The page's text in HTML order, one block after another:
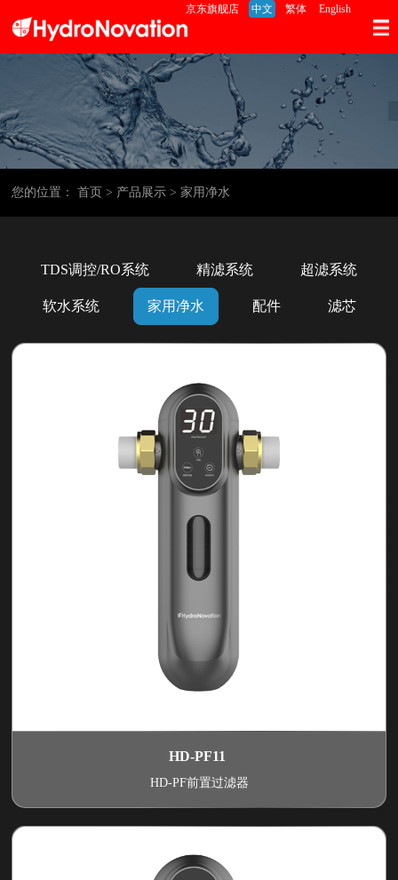
京东旗舰店 中文 繁体 English
您的位置：首页 > 产品展示 > 家用净水
TDS调控/RO系统 精滤系统 超滤系统
软水系统 家用净水 配件 滤芯
HD-PF11
HD-PF前置过滤器